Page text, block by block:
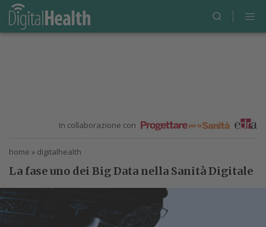
In collaborazione con
home » digitalhealth
La fase uno dei Big Data nella Sanità Digitale